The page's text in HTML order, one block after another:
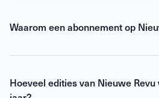
Waarom een abonnement op
Eenabonnementop Nieuwe
scherpe journalistiek en digitale
Hoeveel edities van Nieuwe